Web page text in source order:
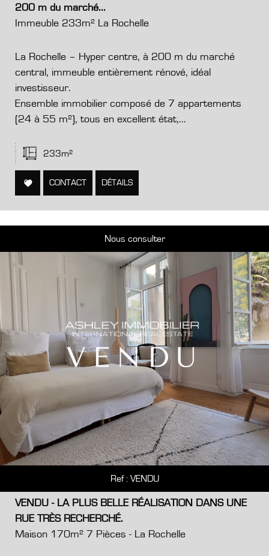
200 m du marché...
Immeuble 233m² La Rochelle
La Rochelle – Hyper centre, à 200 m du marché
central, immeuble entièrement rénové, idéal
investisseur.
Ensemble immobilier composé de 7 appartements
(24 à 55 m²), tous en excellent état,...
233m²
CONTACT DÉTAILS
Nous consulter
Ref : VENDU
VENDU - LA PLUS BELLE RÉALISATION DANS UNE
RUE TRÈS RECHERCHÉ.
Maison 170m² 7 Pièces - La Rochelle